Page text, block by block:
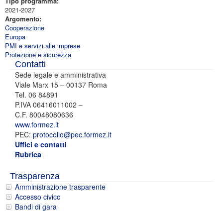
2021-2027
Argomento:
Cooperazione
Europa
PMI e servizi alle imprese
Protezione e sicurezza
Contatti
Sede legale e amministrativa
Viale Marx 15 – 00137 Roma
Tel. 06 84891
P.IVA 06416011002 –
C.F. 80048080636
www.formez.it
PEC: protocollo@pec.formez.it
Uffici e contatti
Rubrica
Trasparenza
Amministrazione trasparente
Accesso civico
Bandi di gara